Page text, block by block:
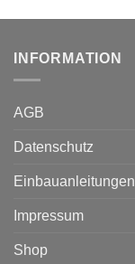
INFORMATION
AGB
Datenschutz
Einbauanleitungen
Impressum
Shop